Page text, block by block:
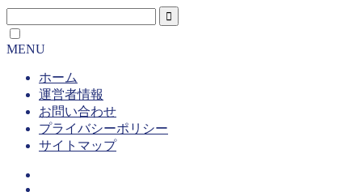
MENU
ホーム
運営者情報
お問い合わせ
プライバシーポリシー
サイトマップ